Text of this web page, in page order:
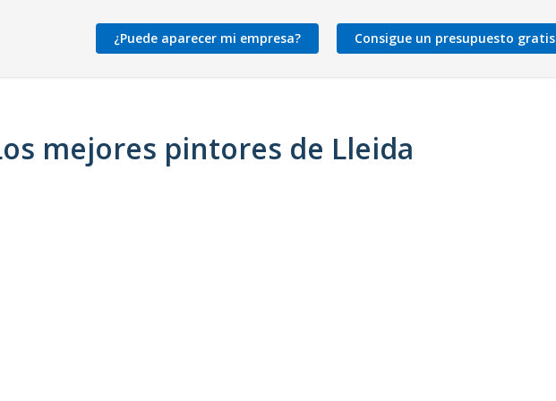
¿Puede aparecer mi empresa? Consigue un presupuesto gratis
mejores pintores de Lleida